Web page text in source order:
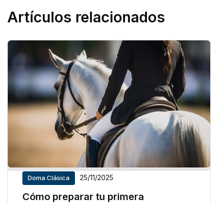
Artículos relacionados
Doma Clásica 25/11/2025
Cómo preparar tu primera